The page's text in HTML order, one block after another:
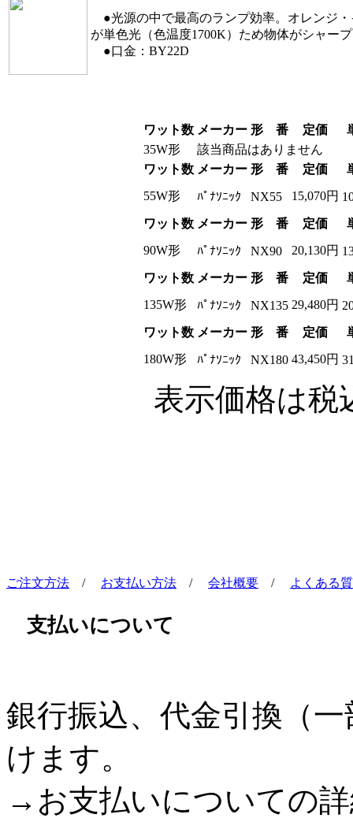
●光源の中で最高のランプ効率。オレンジ
が単色光（色温度1700K）ため物体がシャー
●口金：BY22D
ワット数 メーカー 形 番 定価
35W形
該当商品はありません
ワット数 メーカー 形 番 定価
55W形
ﾊﾟﾅｿﾆｯｸ NX55 15,070円
ワット数 メーカー 形 番 定価
90W形
ﾊﾟﾅｿﾆｯｸ NX90 20,130円
ワット数 メーカー 形 番 定価
135W形
ﾊﾟﾅｿﾆｯｸ NX135 29,480円
ワット数 メーカー 形 番 定価
180W形
ﾊﾟﾅｿﾆｯｸ NX180 43,450円
表示価格は税
ご注文方法 / お支払い方法 / 会社概要 / よくある
支払いについて
銀行振込、代金引換（
けます。
→お支払いについての